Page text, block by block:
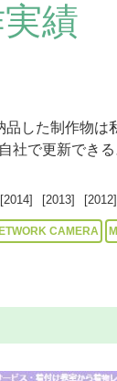
績
した制作物は
社で更新でき
[2014] [2013] [2012]
CAMERA